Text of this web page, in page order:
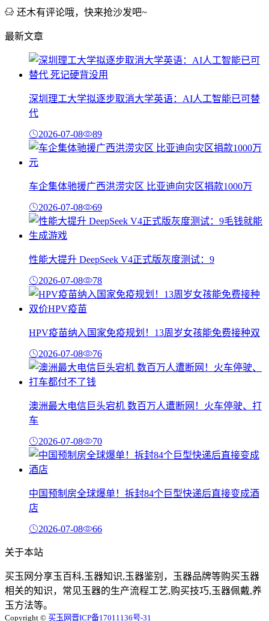
还木有评论哦，快来抢沙发吧~
最新文章
深圳理工大学拟逐步取消大学英语：AI人工智能已可替
代
2026-07-08 89
车企集体驰援广西洪涝灾区 比亚迪向灾区捐款1000万
2026-07-08 69
性能大提升 DeepSeek V4正式版灰度测试：9
2026-07-08 78
HPV疫苗纳入国家免疫规划！13周岁女孩能免费接种双
2026-07-08 76
澳洲最大电信巨头宕机 数百万人遭断网！火车停驶、打
车
2026-07-08 70
中国预制房全球爆单！拆封84个巨型快递后直接变成酒
店
2026-07-08 66
关于本站
买玉网分享玉百科,玉器知识,玉器鉴别，玉器品牌等购买玉器
相关的知识，常见玉器的生产流程工艺,购买技巧,玉器佩戴,养
玉方法等。
Copyright © 买玉网晋ICP备17011136号-31